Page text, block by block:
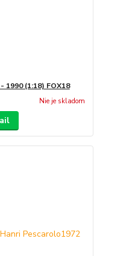
1990 (1:18) FOX18
Nie je skladom